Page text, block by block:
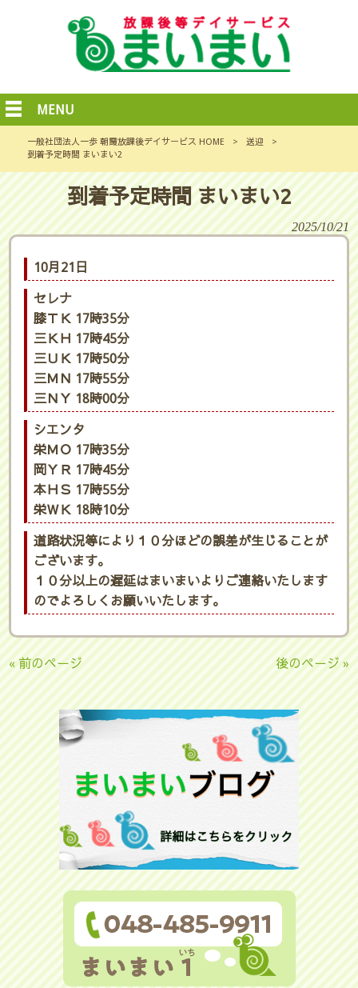
MENU
一般社団法人一歩 朝霞放課後デイサービス HOME > 送迎
>
到着予定時間 まいまい2
到着予定時間 まいまい2
2025/10/21
10月21日
セレナ
膝ＴＫ 17時35分
三ＫＨ 17時45分
三ＵＫ 17時50分
三ＭＮ 17時55分
三ＮＹ 18時00分
シエンタ
栄ＭＯ 17時35分
岡ＹＲ 17時45分
本ＨＳ 17時55分
栄ＷＫ 18時10分
道路状況等により１０分ほどの誤差が生じることが
ございます。
１０分以上の遅延はまいまいよりご連絡いたします
のでよろしくお願いいたします。
« 前のページ 後のページ »